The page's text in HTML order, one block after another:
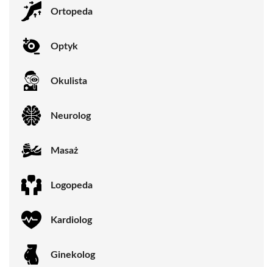
Ortopeda
Optyk
Okulista
Neurolog
Masaż
Logopeda
Kardiolog
Ginekolog